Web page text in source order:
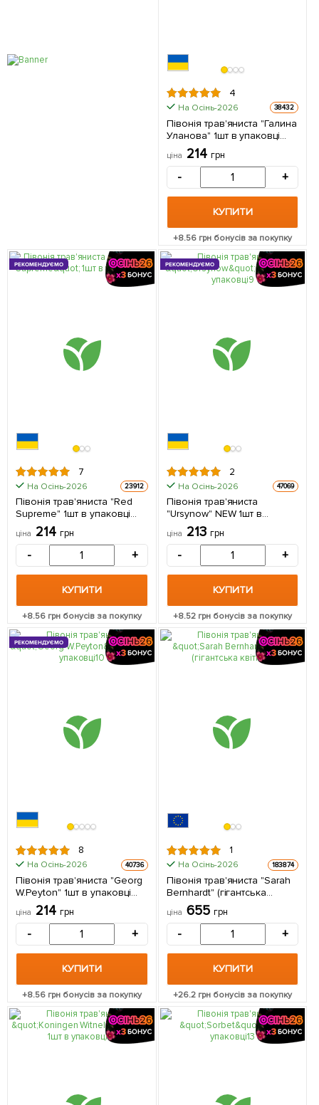
4
На Осінь-2026 38432
Півонія трав'яниста "Галина
Уланова" 1шт в упаковці
(Кореневище)
ціна 214 грн
- +
КУПИТИ
+8.56грн бонусів за покупку
РЕКОМЕНДУЄМО
7
На Осінь-2026 23912
Півонія трав'яниста "Red
Supreme" 1шт в упаковці
(Кореневище)
ціна 214 грн
- +
КУПИТИ
+8.56 грн бонусів за покупку
РЕКОМЕНДУЄМО
2
На Осінь-2026 47069
Півонія трав'яниста
"Ursynow" NEW 1шт в
ціна 213 грн
- +
КУПИТИ
+8.52 грн бонусів за покупку
РЕКОМЕНДУЄМО
8
На Осінь-2026 40736
Півонія трав'яниста "Georg
W.Peyton" 1шт в упаковці
(Кореневище)
ціна 214 грн
- +
КУПИТИ
+8.56 грн бонусів за покупку
1
На Осінь-2026 183874
Півонія трав'яниста "Sarah
Bernhardt" (гігантська
квітка) 1 шт в упаковці
ціна 655 грн
- +
КУПИТИ
+26.2 грн бонусів за покупку